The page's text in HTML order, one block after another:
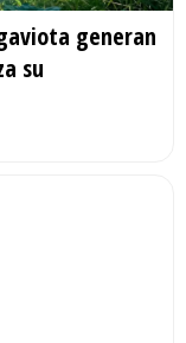
generan
su